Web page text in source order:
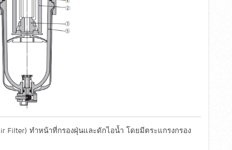
Filter) ทำหน้าที่กรองฝุ่นและดักไอน้ำ โดยมีตระแกรงกรอง